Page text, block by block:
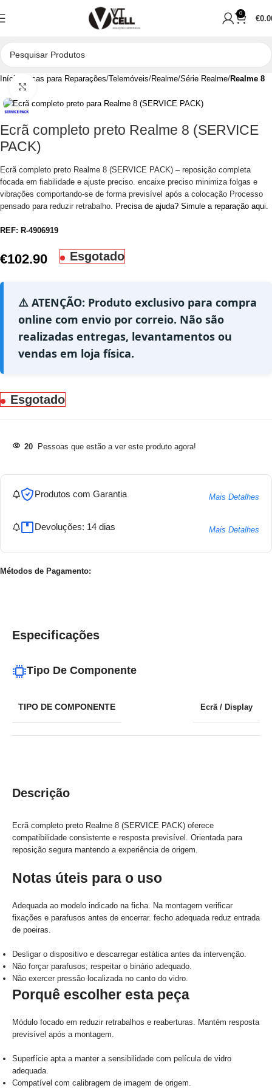
0
€
Início Peças para Reparações Telemóveis Realme Série Realme Realme 8
Ecrã completo preto Realme 8 (SERVICE
PACK)
Ecrã completo preto Realme 8 (SERVICE PACK) – reposição completa
focada em fiabilidade e ajuste preciso. encaixe preciso minimiza folgas e
vibrações comportando-se de forma previsível após a colocação Processo
pensado para reduzir retrabalho. Precisa de ajuda? Simule a reparação aqui.
REF: R-4906919
€102.90 Esgotado
⚠️ ATENÇÃO: Produto exclusivo para compra
online com envio por correio. Não são
realizadas entregas, levantamentos ou
vendas em loja física.
Esgotado
20 Pessoas que estão a ver este produto agora!
Produtos com Garantia Mais Detalhes
Devoluções: 14 dias Mais Detalhes
Métodos de Pagamento:
Descrição
Ecrã completo preto Realme 8 (SERVICE PACK) oferece
compatibilidade consistente e resposta previsível. Orientada para
reposição segura mantendo a experiência de origem.
Notas úteis para o uso
Adequada ao modelo indicado na ficha. Na montagem verificar
fixações e parafusos antes de encerrar. fecho adequada reduz entrada
de poeiras.
Desligar o dispositivo e descarregar estática antes da intervenção.
Não forçar parafusos; respeitar o binário adequado.
Não exercer pressão localizada no canto do vidro.
Porquê escolher esta peça
Módulo focado em reduzir retrabalhos e reaberturas. Mantém resposta
previsível após a montagem.
Superfície apta a manter a sensibilidade com película de vidro
adequada.
Compatível com calibragem de imagem de origem.
Especificações
Tipo De Componente
TIPO DE COMPONENTE Ecrã / Display